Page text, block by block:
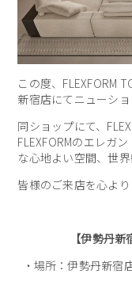
この度、FLEXFORM
新宿店にてニューシ
同ショップにて、
FLEXFORMのエレガ
な心地よい空間、世界
皆様のご来店を心より
【伊勢丹新
・場所：伊勢丹新宿